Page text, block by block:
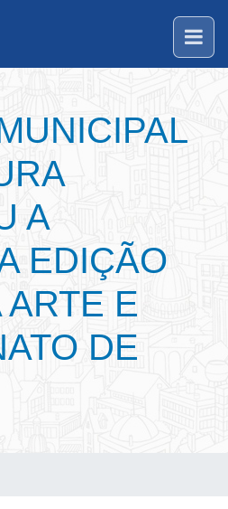
A
EDIÇÃO
ARTE E
DE